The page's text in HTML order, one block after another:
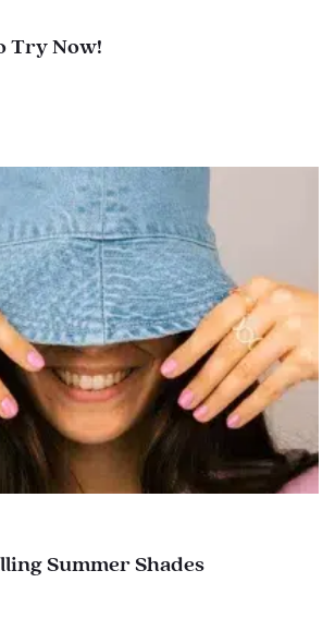
Try Now!
Summer Shades